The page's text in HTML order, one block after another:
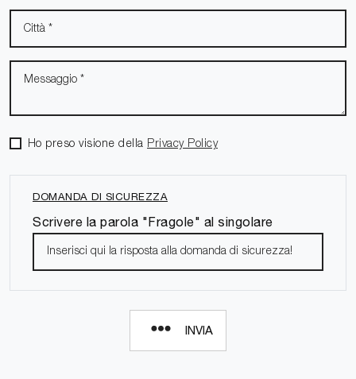
Ho preso visione della Privacy Policy
DOMANDA DI SICUREZZA
Scrivere la parola "Fragole" al singolare
INVIA